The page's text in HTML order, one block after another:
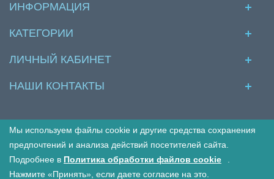
ИНФОРМАЦИЯ
КАТЕГОРИИ
ЛИЧНЫЙ КАБИНЕТ
НАШИ КОНТАКТЫ
Принимаем к оплате:
Мы используем файлы cookie и другие средства сохранения
предпочтений и анализа действий посетителей сайта.
Подробнее в Политика обработки файлов cookie
Нажмите «Принять», если даете согласие на это.